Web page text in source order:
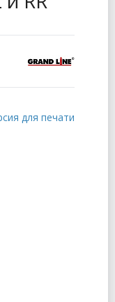
для печати